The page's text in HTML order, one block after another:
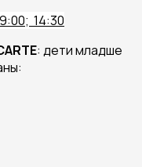
14:30
: дети младше